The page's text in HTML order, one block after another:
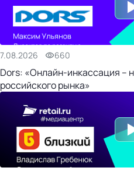
7.08.2026 660
Dors: «Онлайн-инкассация –
российского рынка»